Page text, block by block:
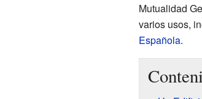
Mutualidad
varios usos,
Española.